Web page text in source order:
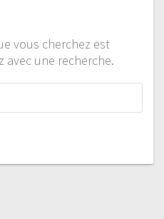
vous cherchez est
avec une recherche.